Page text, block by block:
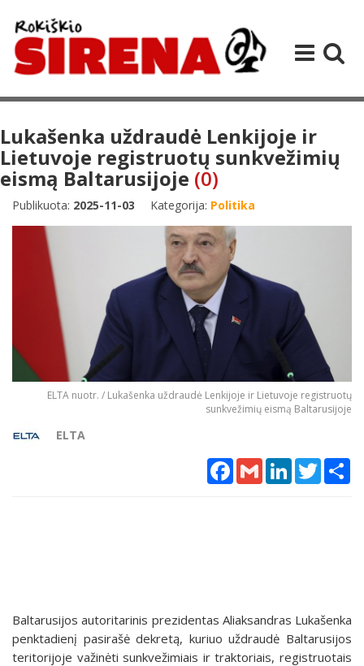
Lukašenka uždraudė Lenkijoje ir
Lietuvoje registruotų sunkvežimių
eismą Baltarusijoje (0)
Publikuota: 2025-11-03 Kategorija: Politika
ELTA nuotr. / Lukašenka uždraudė Lenkijoje ir Lietuvoje registruotų
sunkvežimių eismą Baltarusijoje
ELTA
Facebook
Gmail LinkedInTwitter
Baltarusijos autoritarinis prezidentas Aliaksandras Lukašenka
penktadienį pasirašė dekretą, kuriuo uždraudė Baltarusijos
teritorijoje važinėti sunkvežimiais ir traktoriais, registruotais